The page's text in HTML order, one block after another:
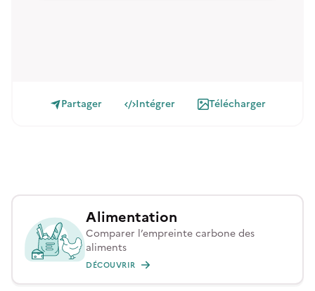
Partager Intégrer Télécharger
Alimentation
Comparer l’empreinte carbone des
aliments
DÉCOUVRIR